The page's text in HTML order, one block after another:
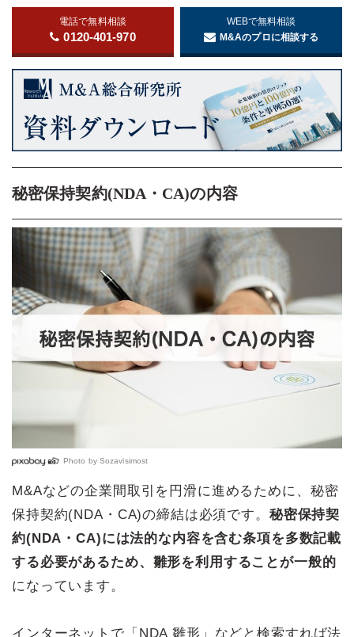
電話で無料相談
0120-401-970
WEBで無料相談
M&Aのプロに相談する
秘密保持契約(NDA・CA)の内容
Photo by Sozavisimost
M&Aなどの企業間取引を円滑に進めるために、秘密
保持契約(NDA・CA)の締結は必須です。 秘密保持契
約(NDA・CA)には法的な内容を含む条項を多数記載
する必要があるため、雛形を利用することが一般的
になっています。
インターネットで「NDA 雛形」などと検索すれば法